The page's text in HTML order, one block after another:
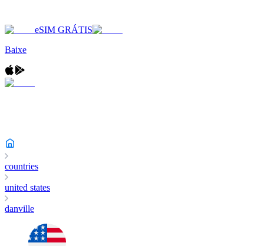
eSIM GRÁTIS
Baixe
countries
united states
danville